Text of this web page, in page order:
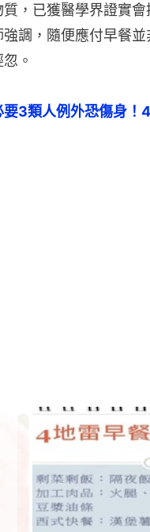
，已獲醫學界證實
調，隨便應付早餐
。
3類人例外恐傷身！